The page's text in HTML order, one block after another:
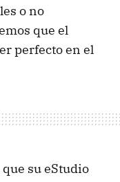
o no
que el
perfecto en el
su eStudio